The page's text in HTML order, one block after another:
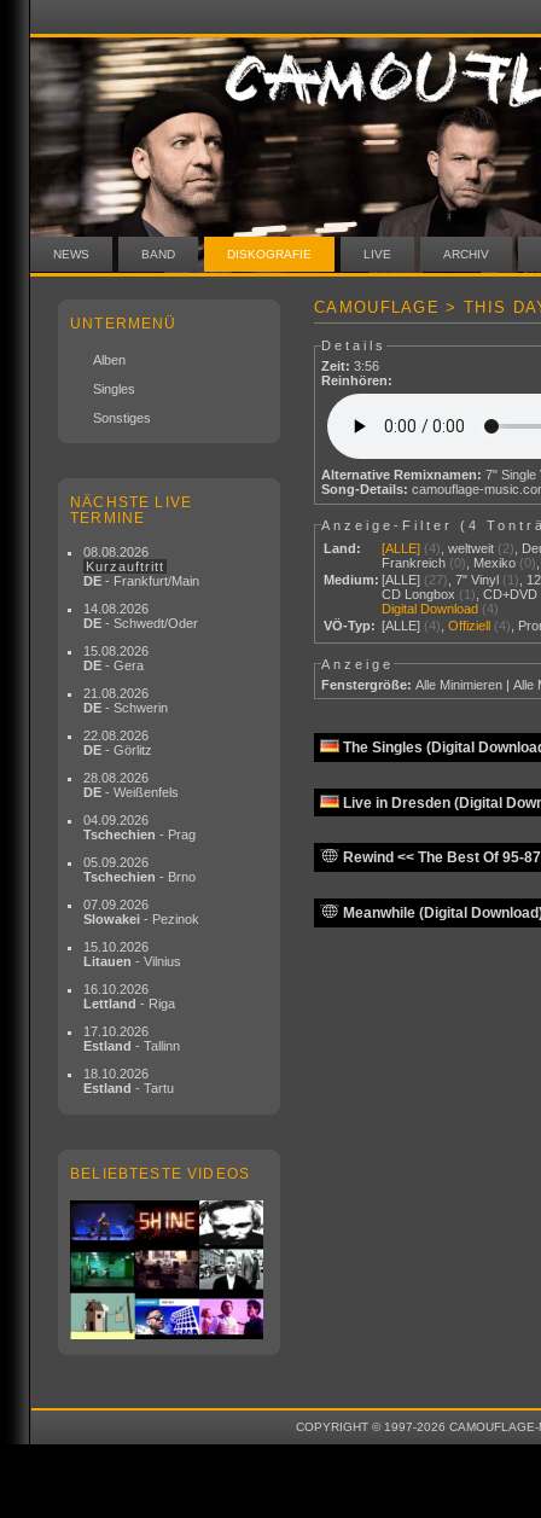
NEWS BAND DISKOGRAFIE LIVE ARCHIV
UNTERMENÜ
Alben
Singles
Sonstiges
NÄCHSTE LIVE
TERMINE
08.08.2026
Kurzauftritt
DE - Frankfurt/Main
14.08.2026
DE - Schwedt/Oder
15.08.2026
DE - Gera
21.08.2026
DE - Schwerin
22.08.2026
DE - Görlitz
28.08.2026
DE - Weißenfels
04.09.2026
Tschechien - Prag
05.09.2026
Tschechien - Brno
07.09.2026
Slowakei - Pezinok
15.10.2026
Litauen - Vilnius
16.10.2026
Lettland - Riga
17.10.2026
Estland - Tallinn
18.10.2026
Estland - Tartu
BELIEBTESTE VIDEOS
CAMOUFLAGE > THIS
Details
Zeit: 3:56
Reinhören:
Alternative Remixnamen: 7"
Song-Details: camouflage-
Anzeige-Filter (4
Land:
[ALLE] (4) ,weltweit (2)
Frankreich (0) Mexiko (0)
Medium: [ALLE] (27) ,7" Vinyl (1)
CD Longbox (1) ,CD+DVD
Digital Download (4)
VÖ-Typ: [ALLE] (4) ,Offiziell (4)
Anzeige
Fenstergröße: Alle Minimieren |Alle
The Singles (Digital
Live in Dresden (Digital
Rewind << The Best Of 95-
Meanwhile (Digital
COPYRIGHT © 1997-2026 CAMOUFLAGE-